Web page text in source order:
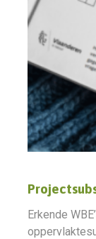
Erkende